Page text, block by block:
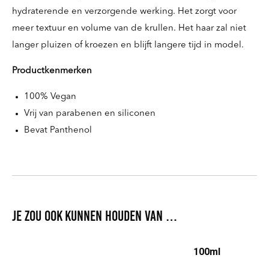
hydraterende en verzorgende werking. Het zorgt voor
meer textuur en volume van de krullen. Het haar zal niet
langer pluizen of kroezen en blijft langere tijd in model.
Productkenmerken
100% Vegan
Vrij van parabenen en siliconen
Bevat Panthenol
Je zou ook kunnen houden van …
NO Curl Hair Shampoo - 100ml